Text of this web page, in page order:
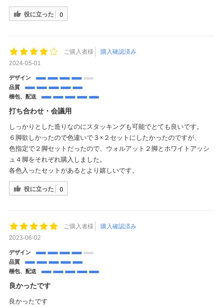
役に立った 0
ご購入者様
購入確認済み
2024-05-01
デザイン
品質
梱包、配送
打ち合わせ・会議用
しっかりとした造りなのにスタッキングも可能でとても良いです。
６脚欲しかったので色違いで３×２セットにしたかったのですが、
色指定で２脚セットだったので、ウォルアット２脚とホワイトアッシ
ュ４脚をそれぞれ購入しました。
各色入ったセットがあるとより嬉しいです。
役に立った 0
ご購入者様
購入確認済み
2023-06-02
デザイン
品質
梱包、配送
良かったです
良かったです